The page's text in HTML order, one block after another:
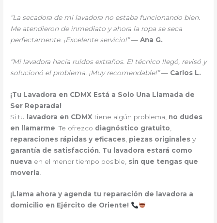
“La secadora de mi lavadora no estaba funcionando bien.
Me atendieron de inmediato y ahora la ropa se seca
perfectamente. ¡Excelente servicio!”—Ana G.
“Mi lavadora hacía ruidos extraños. El técnico llegó, revisó y
solucionó el problema. ¡Muy recomendable!”— Carlos L.
¡Tu Lavadora en CDMX Está a Solo Una Llamada de
Ser Reparada!
Si tu lavadora en CDMX tiene algún problema, no dudes
en llamarme . Te ofrezco diagnóstico gratuito
reparaciones rápidas y eficaces piezas originales y
garantía de satisfacción Tu lavadora estará como
nueva en el menor tiempo posible, sin que tengas que
moverla
¡Llama ahora y agenda tu reparación de lavadora a
domicilio en Ejército de Oriente!